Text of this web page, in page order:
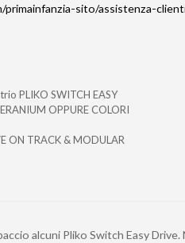
sito/assistenza-
PLIKO SWITCH EASY
OPPURE COLORI
ON TRACK & MODULAR
alcuni Pliko Switch Easy Drive.